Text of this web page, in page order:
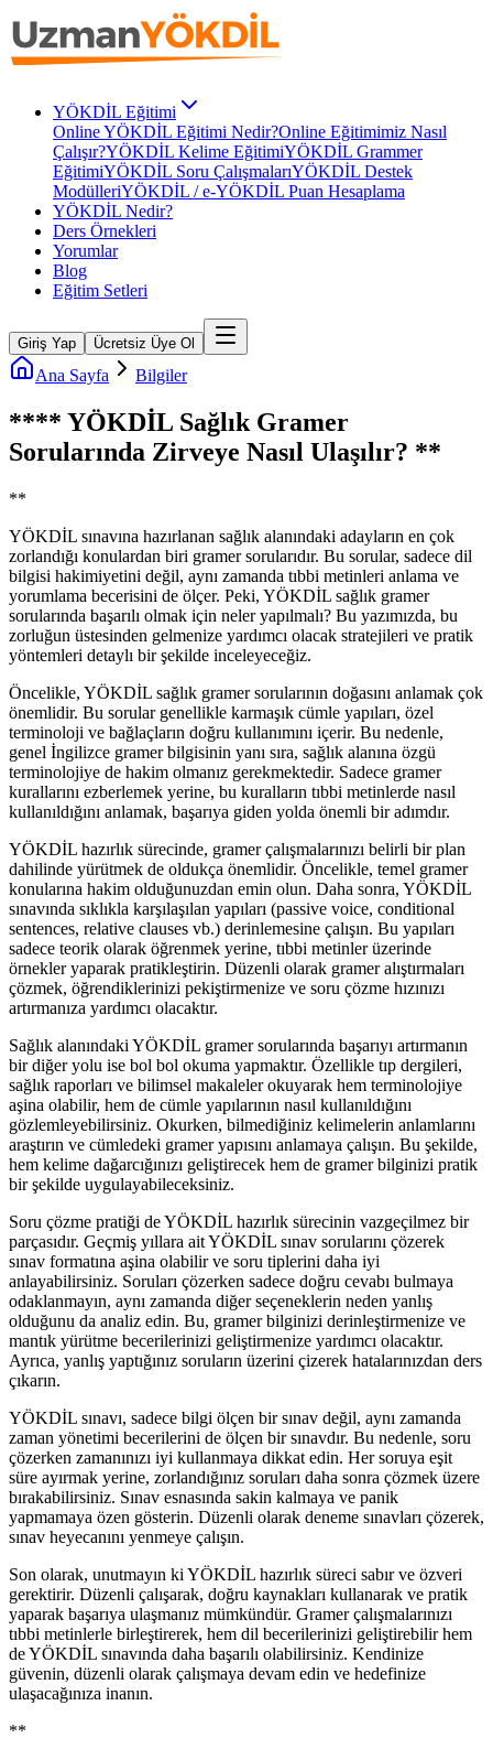
YÖKDİL Eğitimi
Online YÖKDİL Eğitimi Nedir?Online Eğitimimiz Nasıl
Çalışır?YÖKDİL Kelime EğitimiYÖKDİL Grammer
EğitimiYÖKDİL Soru ÇalışmalarıYÖKDİL Destek
ModülleriYÖKDİL / e-YÖKDİL Puan Hesaplama
YÖKDİL Nedir?
Ders Örnekleri
Yorumlar
Blog
Eğitim Setleri
Giriş Yap Ücretsiz Üye Ol
Ana Sayfa Bilgiler
**** YÖKDİL Sağlık Gramer
Sorularında Zirveye Nasıl Ulaşılır? **
**
YÖKDİL sınavına hazırlanan sağlık alanındaki adayların en çok
zorlandığı konulardan biri gramer sorularıdır. Bu sorular, sadece dil
bilgisi hakimiyetini değil, aynı zamanda tıbbi metinleri anlama ve
yorumlama becerisini de ölçer. Peki, YÖKDİL sağlık gramer
sorularında başarılı olmak için neler yapılmalı? Bu yazımızda, bu
zorluğun üstesinden gelmenize yardımcı olacak stratejileri ve pratik
yöntemleri detaylı bir şekilde inceleyeceğiz.
Öncelikle, YÖKDİL sağlık gramer sorularının doğasını anlamak çok
önemlidir. Bu sorular genellikle karmaşık cümle yapıları, özel
terminoloji ve bağlaçların doğru kullanımını içerir. Bu nedenle,
genel İngilizce gramer bilgisinin yanı sıra, sağlık alanına özgü
terminolojiye de hakim olmanız gerekmektedir. Sadece gramer
kurallarını ezberlemek yerine, bu kuralların tıbbi metinlerde nasıl
kullanıldığını anlamak, başarıya giden yolda önemli bir adımdır.
YÖKDİL hazırlık sürecinde, gramer çalışmalarınızı belirli bir plan
dahilinde yürütmek de oldukça önemlidir. Öncelikle, temel gramer
konularına hakim olduğunuzdan emin olun. Daha sonra, YÖKDİL
sınavında sıklıkla karşılaşılan yapıları (passive voice, conditional
sentences, relative clauses vb.) derinlemesine çalışın. Bu yapıları
sadece teorik olarak öğrenmek yerine, tıbbi metinler üzerinde
örnekler yaparak pratikleştirin. Düzenli olarak gramer alıştırmaları
çözmek, öğrendiklerinizi pekiştirmenize ve soru çözme hızınızı
artırmanıza yardımcı olacaktır.
Sağlık alanındaki YÖKDİL gramer sorularında başarıyı artırmanın
bir diğer yolu ise bol bol okuma yapmaktır. Özellikle tıp dergileri,
sağlık raporları ve bilimsel makaleler okuyarak hem terminolojiye
aşina olabilir, hem de cümle yapılarının nasıl kullanıldığını
gözlemleyebilirsiniz. Okurken, bilmediğiniz kelimelerin anlamlarını
araştırın ve cümledeki gramer yapısını anlamaya çalışın. Bu şekilde,
hem kelime dağarcığınızı geliştirecek hem de gramer bilginizi pratik
bir şekilde uygulayabileceksiniz.
Soru çözme pratiği de YÖKDİL hazırlık sürecinin vazgeçilmez bir
parçasıdır. Geçmiş yıllara ait YÖKDİL sınav sorularını çözerek
sınav formatına aşina olabilir ve soru tiplerini daha iyi
anlayabilirsiniz. Soruları çözerken sadece doğru cevabı bulmaya
odaklanmayın, aynı zamanda diğer seçeneklerin neden yanlış
olduğunu da analiz edin. Bu, gramer bilginizi derinleştirmenize ve
mantık yürütme becerilerinizi geliştirmenize yardımcı olacaktır.
Ayrıca, yanlış yaptığınız soruların üzerini çizerek hatalarınızdan ders
çıkarın.
YÖKDİL sınavı, sadece bilgi ölçen bir sınav değil, aynı zamanda
zaman yönetimi becerilerini de ölçen bir sınavdır. Bu nedenle, soru
çözerken zamanınızı iyi kullanmaya dikkat edin. Her soruya eşit
süre ayırmak yerine, zorlandığınız soruları daha sonra çözmek üzere
bırakabilirsiniz. Sınav esnasında sakin kalmaya ve panik
yapmamaya özen gösterin. Düzenli olarak deneme sınavları çözerek,
sınav heyecanını yenmeye çalışın.
Son olarak, unutmayın ki YÖKDİL hazırlık süreci sabır ve özveri
gerektirir. Düzenli çalışarak, doğru kaynakları kullanarak ve pratik
yaparak başarıya ulaşmanız mümkündür. Gramer çalışmalarınızı
tıbbi metinlerle birleştirerek, hem dil becerilerinizi geliştirebilir hem
de YÖKDİL sınavında daha başarılı olabilirsiniz. Kendinize
güvenin, düzenli olarak çalışmaya devam edin ve hedefinize
ulaşacağınıza inanın.
**